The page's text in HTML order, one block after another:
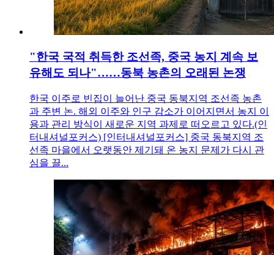
"한국 국적 취득한 조선족, 중국 농지 계속 보
유해도 되나"……동북 농촌의 오래된 논쟁
한국 이주로 빈집이 늘어난 중국 동북지역 조선족 농촌
과 주변 논. 해외 이주와 인구 감소가 이어지면서 농지 이
용과 관리 방식이 새로운 지역 과제로 떠오르고 있다.(인
터내셔널포커스) [인터내셔널포커스] 중국 동북지역 조
선족 마을에서 오랫동안 제기돼 온 농지 문제가 다시 관
심을 끌...